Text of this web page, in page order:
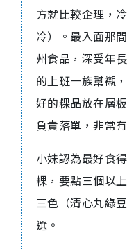
方就比較企理，
冷）。最入面那
州食品，深受年
的上班一族幫襯
好的粿品放在層
負責落單，非常
小妹認為最好食
粿，要點三個以
三色（清心丸綠
選。